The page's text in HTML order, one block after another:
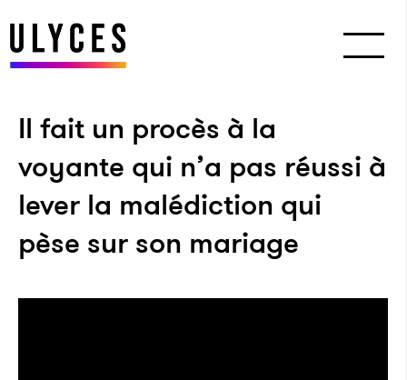
Il fait un procès à la
voyante qui n’a pas réussi à
lever la malédiction qui
pèse sur son mariage